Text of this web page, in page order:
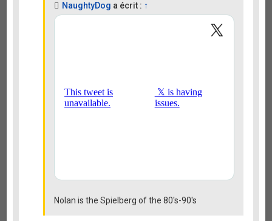
NaughtyDog a écrit : ↑
Nolan is the Spielberg of the 80's-90's